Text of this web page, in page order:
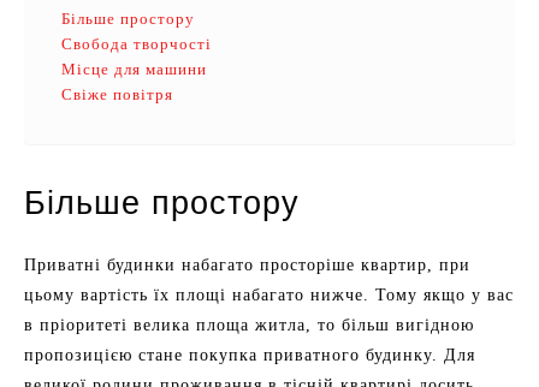
Більше простору
Свобода творчості
Місце для машини
Свіже повітря
Більше простору
Приватні будинки набагато просторіше квартир, при
цьому вартість їх площі набагато нижче. Тому якщо у вас
в пріоритеті велика площа житла, то більш вигідною
пропозицією стане покупка приватного будинку. Для